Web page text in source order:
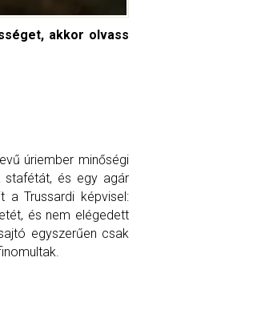
akkor olvass
úriember minőségi
stafétát, és egy agár
Trussardi képvisel:
és nem elégedett
egyszerűen csak